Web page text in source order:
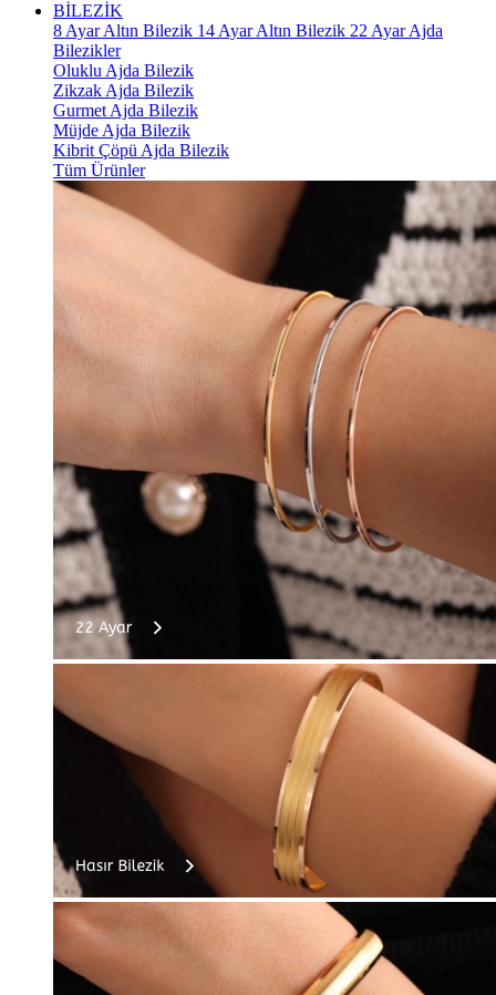
BİLEZİK
8 Ayar Altın Bilezik 14 Ayar Altın Bilezik 22 Ayar Ajda
Bilezikler
Oluklu Ajda Bilezik
Zikzak Ajda Bilezik
Gurmet Ajda Bilezik
Müjde Ajda Bilezik
Kibrit Çöpü Ajda Bilezik
Tüm Ürünler